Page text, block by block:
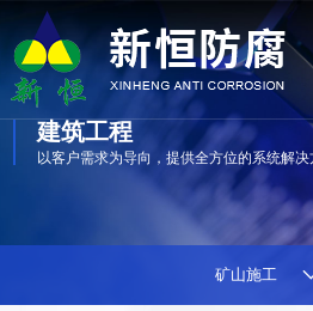
建筑工程
以客户需求为导向，提供全方位的系统解决
矿山施工